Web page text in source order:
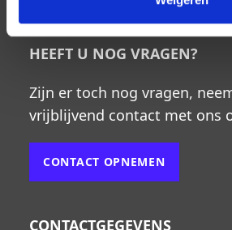
HEEFT U NOG VRAGEN?
Zijn er toch nog vragen,
vrijblijvend contact met ons
CONTACT OPNEMEN
CONTACTGEGEVENS